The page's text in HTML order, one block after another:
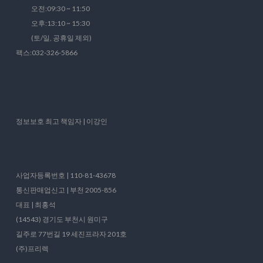
오전:09:30 ~ 11:50
오후:13:10 ~ 15:30
(토/일, 공휴일 제외)
팩스:032-326-5866
정보보호 최고 책임자 | 이강인
사업자등록번호 | 110-81-43678
통신판매업신고 | 부천 2005-856
대표 | 최홍석
(14543) 경기도 부천시 원미구
길주로 77번길 19 세진프라자 201호
(주)프리렉